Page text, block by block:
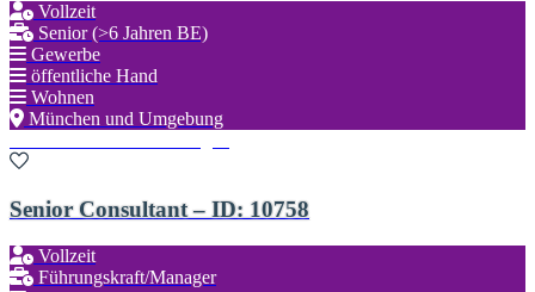
Vollzeit
Senior (>6 Jahren BE)
Gewerbe
öffentliche Hand
Wohnen
München und Umgebung
Senior Consultant – ID: 10758
Vollzeit
Führungskraft/Manager